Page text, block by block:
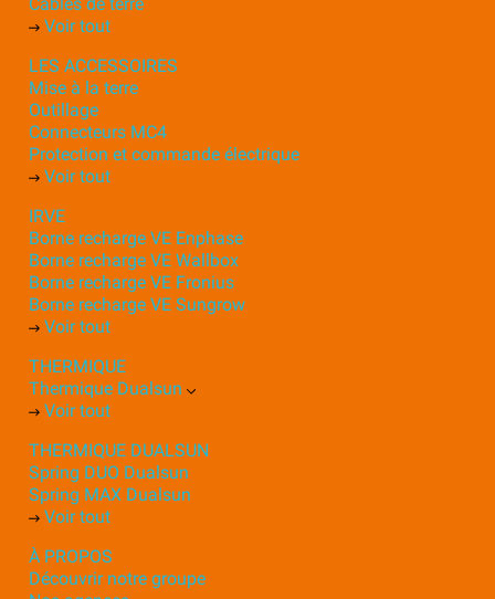
Voir tout
LES ACCESSOIRES
Mise à la terre
Outillage
Connecteurs MC4
Protection et commande électrique
Voir tout
IRVE
Borne recharge VE Enphase
Borne recharge VE Wallbox
Borne recharge VE Fronius
Borne recharge VE Sungrow
Voir tout
THERMIQUE
Thermique Dualsun
Voir tout
THERMIQUE DUALSUN
Spring DUO Dualsun
Spring MAX Dualsun
Voir tout
À PROPOS
Découvrir notre groupe